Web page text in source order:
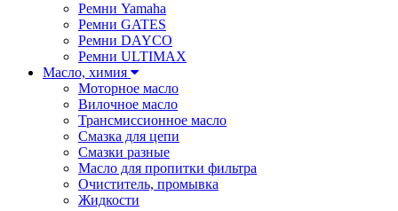
Ремни Yamaha
Ремни GATES
Ремни DAYCO
Ремни ULTIMAX
Масло, химия
Моторное масло
Вилочное масло
Трансмиссионное масло
Смазка для цепи
Смазки разные
Масло для пропитки фильтра
Очиститель, промывка
Жидкости